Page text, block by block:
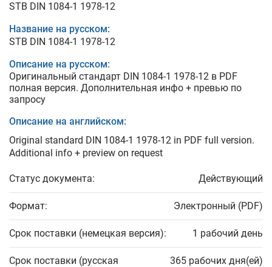
STB DIN 1084-1 1978-12
Название на русском:
STB DIN 1084-1 1978-12
Описание на русском:
Оригинальный стандарт DIN 1084-1 1978-12 в PDF
полная версия. Дополнительная инфо + превью по
запросу
Описание на английском:
Original standard DIN 1084-1 1978-12 in PDF full version.
Additional info + preview on request
Статус документа: Действующий
Формат: Электронный (PDF)
Срок поставки (немецкая версия): 1 рабочий день
Срок поставки (русская
365 рабочих дня(ей)